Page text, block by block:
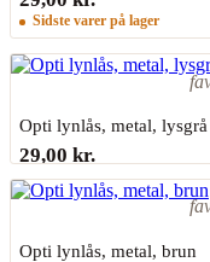
Sidste varer på lager
Opti lynlås, metal, lysgrå
29,00 kr.
Sidste varer på lager
Opti lynlås, metal, brun